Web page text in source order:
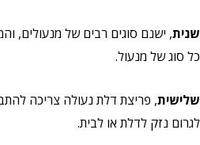
שנית, ישנם סוגים רבים של מנעולים,
כל סוג של מנעול.
שלישית, פריצת דלת נעולה צריכה
לגרום נזק לדלת או לבית.